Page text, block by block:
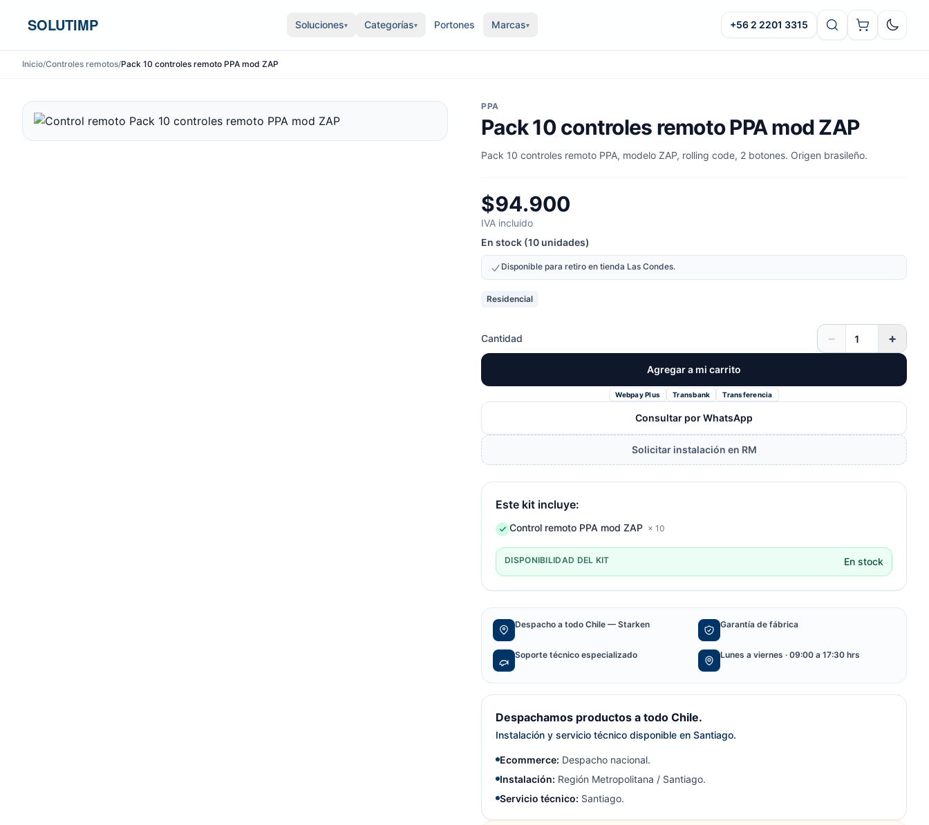
SOLUTIMP Soluciones▾ Categorías▾ Portones Marcas▾ +56 2 2201 3315 Oscuro
Inicio/Controles remotos/Pack 10 controles remoto PPA mod ZAP
PPA
Pack 10 controles remoto PPA mod ZAP
Pack 10 controles remoto PPA, modelo ZAP, rolling code, 2 botones. Origen brasileño.
$94.900
IVA incluido
En stock (10 unidades)
Disponible para retiro en tienda Las Condes.
Residencial
Cantidad − +
Agregar a mi carrito
Webpay Plus Transbank Transferencia
Consultar por WhatsApp
Solicitar instalación en RM
Este kit incluye:
Control remoto PPA mod ZAP × 10
DISPONIBILIDAD DEL KIT En stock
Despacho a todo Chile — Starken Garantía de fábrica
Soporte técnico especializado Lunes a viernes · 09:00 a 17:30 hrs
Despachamos productos a todo Chile.
Instalación y servicio técnico disponible en Santiago.
Ecommerce: Despacho nacional.
Instalación: Región Metropolitana / Santiago.
Servicio técnico: Santiago.